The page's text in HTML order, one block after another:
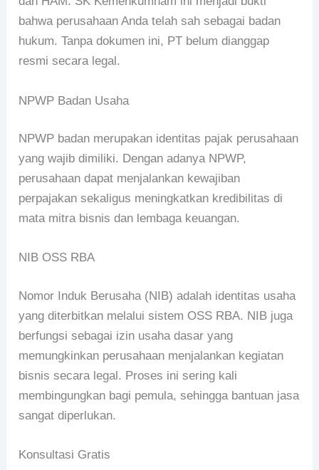
bahwa perusahaan Anda telah sah sebagai badan
hukum. Tanpa dokumen ini, PT belum dianggap
resmi secara legal.
NPWP Badan Usaha
NPWP badan merupakan identitas pajak perusahaan
yang wajib dimiliki. Dengan adanya NPWP,
perusahaan dapat menjalankan kewajiban
perpajakan sekaligus meningkatkan kredibilitas di
mata mitra bisnis dan lembaga keuangan.
NIB OSS RBA
Nomor Induk Berusaha (NIB) adalah identitas usaha
yang diterbitkan melalui sistem OSS RBA. NIB juga
berfungsi sebagai izin usaha dasar yang
memungkinkan perusahaan menjalankan kegiatan
bisnis secara legal. Proses ini sering kali
membingungkan bagi pemula, sehingga bantuan jasa
sangat diperlukan.
Konsultasi Gratis